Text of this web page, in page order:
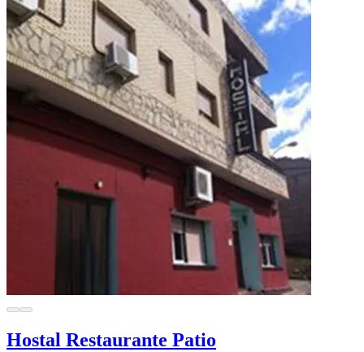
Hostal Restaurante Patio